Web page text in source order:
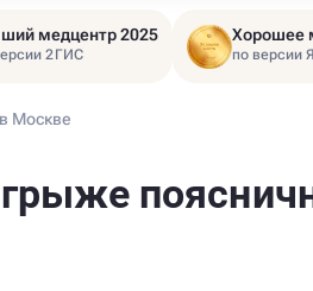
медцентр 2025
2ГИС
Хорошее
по версии
Москве